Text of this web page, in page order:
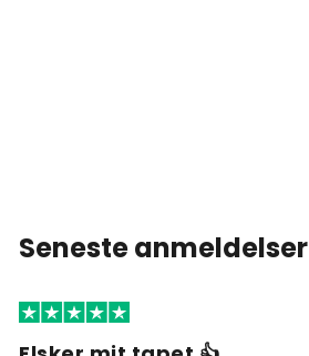
Seneste anmeldelser